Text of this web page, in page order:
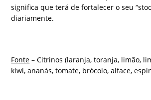
significa que terá de fortalecer o seu
diariamente.
Fonte – Citrinos (laranja, toranja, limão,
kiwi, ananás, tomate, brócolo, alface,